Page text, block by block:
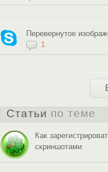
Перевернутое
1
Статьи по теме
Как
скриншотами